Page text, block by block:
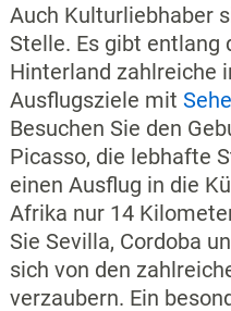
Auch Kulturliebhaber
Stelle. Es gibt entlang
Hinterland zahlreiche
Ausflugsziele mit
Besuchen Sie den
Picasso, die lebhafte
einen Ausflug in die
Afrika nur 14
Sie Sevilla, Cordoba
sich von den
verzaubern. Ein